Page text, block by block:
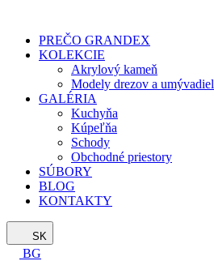
PREČO GRANDEX
KOLEKCIE
Akrylový kameň
Modely drezov a umývadiel
GALÉRIA
Kuchyňa
Kúpeľňa
Schody
Obchodné priestory
SÚBORY
BLOG
KONTAKTY
SK
BG